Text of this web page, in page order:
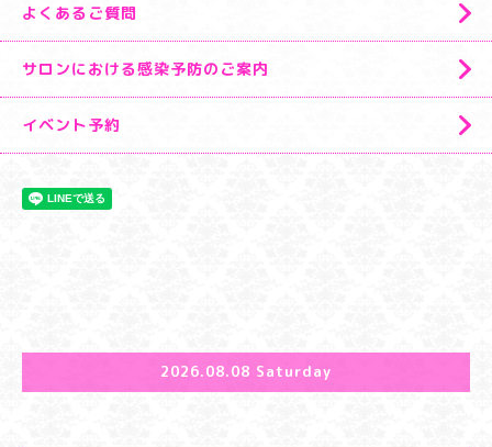
よくあるご質問
サロンにおける感染予防のご案内
イベント予約
2026.08.08 Saturday